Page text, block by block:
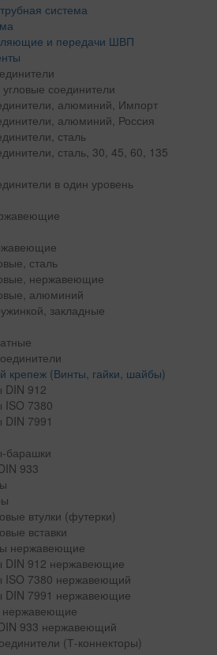
система
и передачи ШВП
соединители
алюминий, Импорт
алюминий, Россия
сталь
сталь, 30, 45, 60, 135
в один уровень
сталь
нержавеющие
алюминий
закладные
крепеж (Винты, гайки, шайбы)
DIN 912
ISO 7380
DIN 7991
барашки
933
втулки (футерки)
вставки
нержавеющие
DIN 912 нержавеющие
ISO 7380 нержавеющий
DIN 7991 нержавеющие
нержавеющие
933 нержавеющий
(Т-коннекторы)